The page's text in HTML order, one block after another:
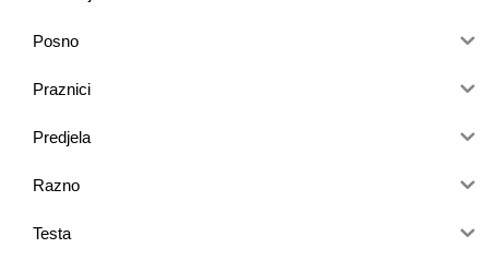
Posno
Praznici
Predjela
Razno
Testa